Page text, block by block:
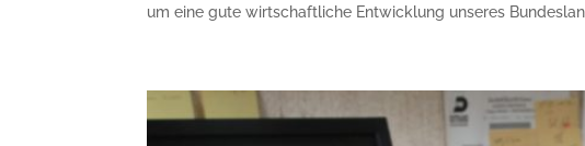
um eine gute wirtschaftliche Entwicklung unseres